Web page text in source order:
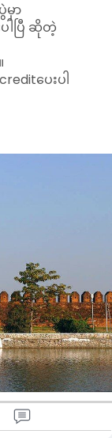
မှာ
ါပြီ ဆိုတဲ့
ပေးပါ
ရတာ
ကြီးပါ